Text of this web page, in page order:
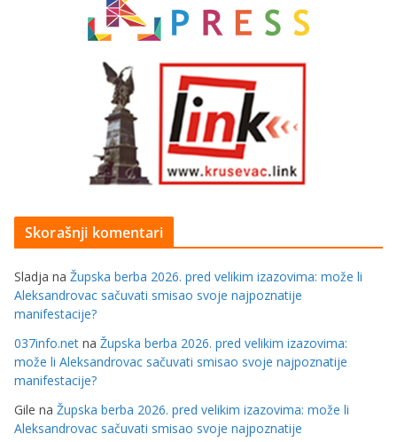
Skorašnji komentari
Sladja na Župska berba 2026. pred velikim izazovima: može li
Aleksandrovac sačuvati smisao svoje najpoznatije
manifestacije?
037info.net na Župska berba 2026. pred velikim izazovima:
može li Aleksandrovac sačuvati smisao svoje najpoznatije
manifestacije?
Gile na Župska berba 2026. pred velikim izazovima: može li
Aleksandrovac sačuvati smisao svoje najpoznatije